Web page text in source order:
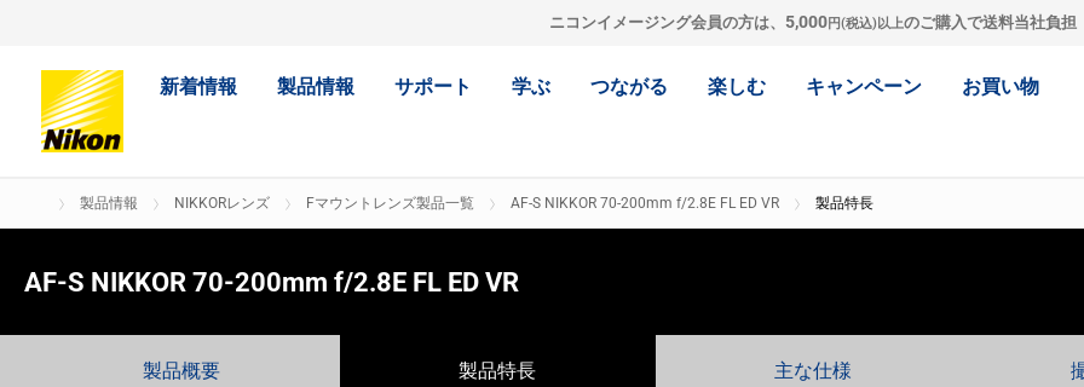
ニコンイメージング会員の方は、 5,000円(税込)以上のご購入で送料当社負担
新着情報 製品情報 サポート 学ぶ つながる 楽しむ キャンペーン お買い物
製品情報 NIKKORレンズ Fマウントレンズ製品一覧 AF-S NIKKOR 70-200mm f/2.8E FL ED VR 製品特長
AF-S NIKKOR 70-200mm f/2.8E FL ED VR
製品概要 製品特長 主な仕様